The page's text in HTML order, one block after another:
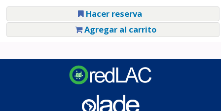
Hacer reserva
Agregar al carrito